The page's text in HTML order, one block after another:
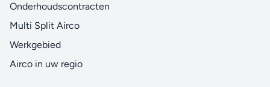
Onderhoudscontracten
Multi Split Airco
Werkgebied
Airco in uw regio